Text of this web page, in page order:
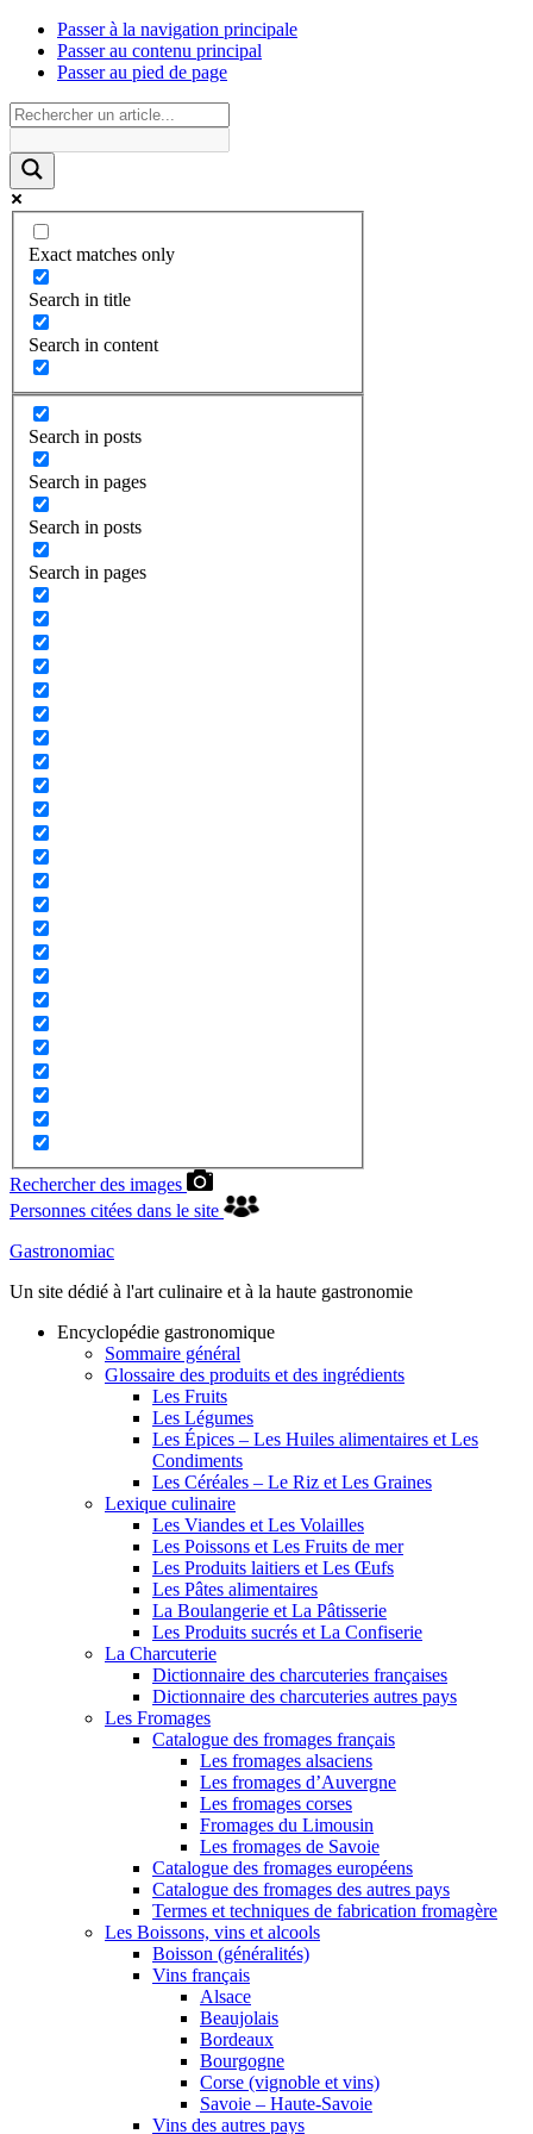
Passer à la navigation principale
Passer au contenu principal
Passer au pied de page
Exact matches only
Search in title
Search in content
Search in posts
Search in pages
Search in posts
Search in pages
Rechercher des images
Personnes citées dans le site
Gastronomiac
Un site dédié à l'art culinaire et à la haute gastronomie
Encyclopédie gastronomique
Sommaire général
Glossaire des produits et des ingrédients
Les Fruits
Les Légumes
Les Épices – Les Huiles alimentaires et Les
Condiments
Les Céréales – Le Riz et Les Graines
Lexique culinaire
Les Viandes et Les Volailles
Les Poissons et Les Fruits de mer
Les Produits laitiers et Les Œufs
Les Pâtes alimentaires
La Boulangerie et La Pâtisserie
Les Produits sucrés et La Confiserie
La Charcuterie
Dictionnaire des charcuteries françaises
Dictionnaire des charcuteries autres pays
Les Fromages
Catalogue des fromages français
Les fromages alsaciens
Les fromages d’Auvergne
Les fromages corses
Fromages du Limousin
Les fromages de Savoie
Catalogue des fromages européens
Catalogue des fromages des autres pays
Termes et techniques de fabrication fromagère
Les Boissons, vins et alcools
Boisson (généralités)
Vins français
Alsace
Beaujolais
Bordeaux
Bourgogne
Corse (vignoble et vins)
Savoie – Haute-Savoie
Vins des autres pays